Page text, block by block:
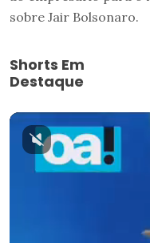
sobre Jair Bolsonaro.
Shorts Em
Destaque